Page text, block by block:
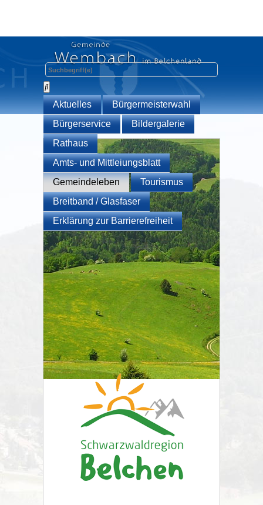
Aktuelles
Bürgermeisterwahl
Bürgerservice
Bildergalerie
Rathaus
Amts- und Mittleiungsblatt
Gemeindeleben
Tourismus
Breitband / Glasfaser
Erklärung zur Barrierefreiheit